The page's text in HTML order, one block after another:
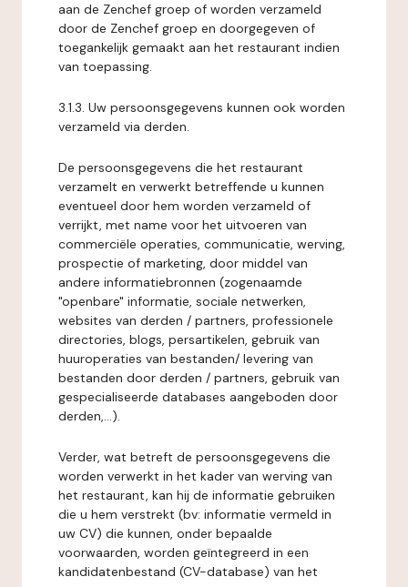
aan de Zenchef groep of worden verzameld
door de Zenchef groep en doorgegeven of
toegankelijk gemaakt aan het restaurant indien
van toepassing.
3.1.3. Uw persoonsgegevens kunnen ook worden
verzameld via derden.
De persoonsgegevens die het restaurant
verzamelt en verwerkt betreffende u kunnen
eventueel door hem worden verzameld of
verrijkt, met name voor het uitvoeren van
commerciële operaties, communicatie, werving,
prospectie of marketing, door middel van
andere informatiebronnen (zogenaamde
"openbare" informatie, sociale netwerken,
websites van derden / partners, professionele
directories, blogs, persartikelen, gebruik van
huuroperaties van bestanden/ levering van
bestanden door derden / partners, gebruik van
gespecialiseerde databases aangeboden door
derden,...).
Verder, wat betreft de persoonsgegevens die
worden verwerkt in het kader van werving van
het restaurant, kan hij de informatie gebruiken
die u hem verstrekt (bv: informatie vermeld in
uw CV) die kunnen, onder bepaalde
voorwaarden, worden geïntegreerd in een
kandidatenbestand (CV-database) van het